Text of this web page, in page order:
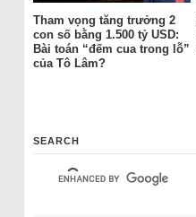
Tham vọng tăng trưởng 2
con số bằng 1.500 tỷ USD:
Bài toán “đếm cua trong lỗ”
của Tô Lâm?
SEARCH